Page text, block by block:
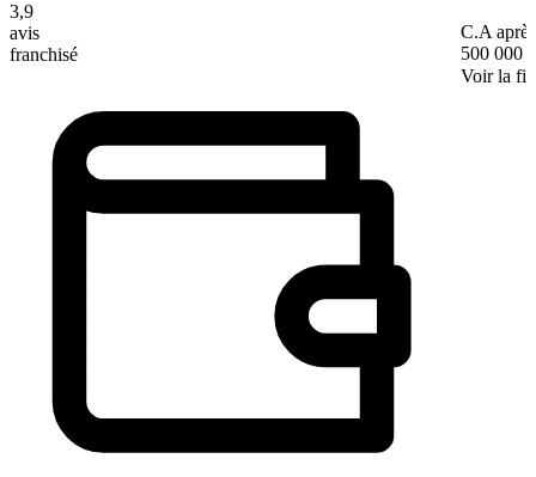
3,9
avis
franchisé
C.A
500 000 €
Voir la